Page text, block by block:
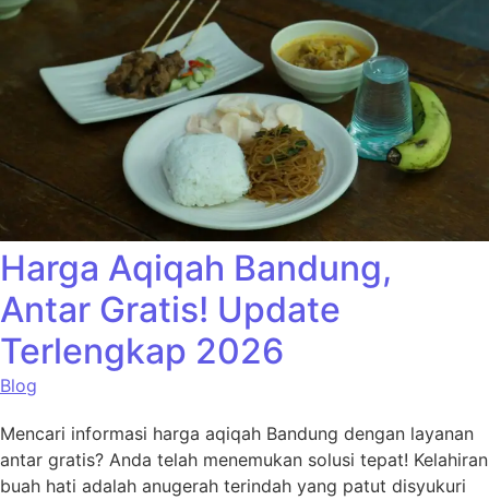
Harga Aqiqah Bandung,
Antar Gratis! Update
Terlengkap 2026
Blog
Mencari informasi harga aqiqah Bandung dengan layanan
antar gratis? Anda telah menemukan solusi tepat! Kelahiran
buah hati adalah anugerah terindah yang patut disyukuri